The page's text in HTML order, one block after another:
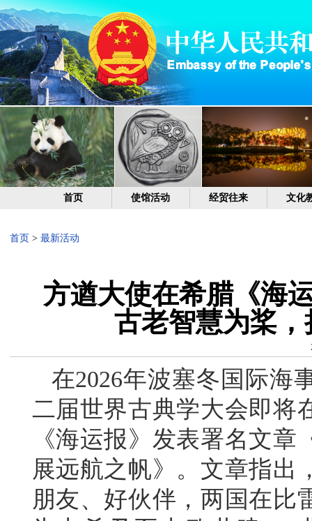
首页 使馆活动 经贸往来 文化
首页 > 最新活动
方遒大使在希腊《海
古老智慧为桨
在2026年波塞冬国际海
二届世界古典学大会即将
《海运报》发表署名文
展远航之帆》。文章指出
朋友、好伙伴，两国在比